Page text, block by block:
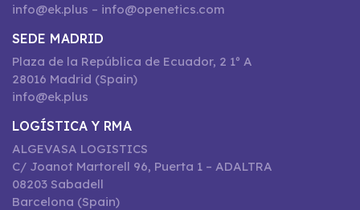
info@ek.plus – info@openetics.com
SEDE MADRID
Plaza de la República de Ecuador, 2 1º A
28016 Madrid (Spain)
info@ek.plus
LOGÍSTICA Y RMA
ALGEVASA LOGISTICS
C/ Joanot Martorell 96, Puerta 1 – ADALTRA
08203 Sabadell
Barcelona (Spain)